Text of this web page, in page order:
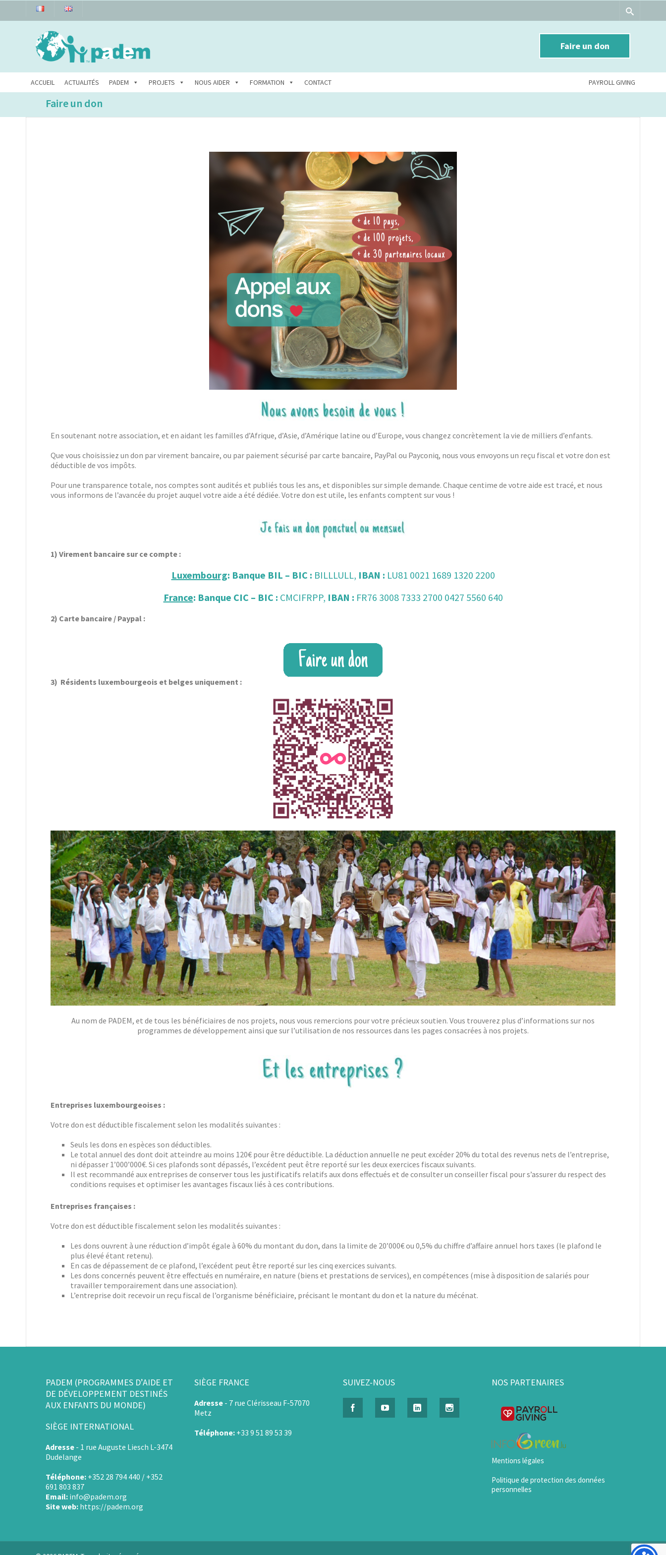
Faire un don
ACCUEIL ACTUALITÉS PADEM PROJETS NOUS AIDER FORMATION CONTACT PAYROLL GIVING
Faire un don
En soutenant notre association, et en aidant les familles d’Afrique, d’Asie, d’Amérique latine ou d’Europe, vous changez concrètement la vie de milliers d’enfants.
Que vous choisissiez un don par virement bancaire, ou par paiement sécurisé par carte bancaire, PayPal ou Payconiq, nous vous envoyons un reçu fiscal et votre don est
déductible de vos impôts.
Pour une transparence totale, nos comptes sont audités et publiés tous les ans, et disponibles sur simple demande. Chaque centime de votre aide est tracé, et nous
vous informons de l’avancée du projet auquel votre aide a été dédiée. Votre don est utile, les enfants comptent sur vous !
1) Virement bancaire sur ce compte :
Luxembourg: Banque BIL – BIC : BILLLULL, IBAN : LU81 0021 1689 1320 2200
France: Banque CIC – BIC : CMCIFRPP, IBAN : FR76 3008 7333 2700 0427 5560 640
2) Carte bancaire / Paypal :
3) Résidents luxembourgeois et belges uniquement :
Au nom de PADEM, et de tous les bénéficiaires de nos projets, nous vous remercions pour votre précieux soutien. Vous trouverez plus d’informations sur nos
programmes de développement ainsi que sur l’utilisation de nos ressources dans les pages consacrées à nos projets.
Entreprises luxembourgeoises :
Votre don est déductible fiscalement selon les modalités suivantes :
Seuls les dons en espèces son déductibles.
Le total annuel des dont doit atteindre au moins 120€ pour être déductible. La déduction annuelle ne peut excéder 20% du total des revenus nets de l’entreprise,
ni dépasser 1’000’000€. Si ces plafonds sont dépassés, l’excédent peut être reporté sur les deux exercices fiscaux suivants.
Il est recommandé aux entreprises de conserver tous les justificatifs relatifs aux dons effectués et de consulter un conseiller fiscal pour s’assurer du respect des
conditions requises et optimiser les avantages fiscaux liés à ces contributions.
Entreprises françaises :
Votre don est déductible fiscalement selon les modalités suivantes :
Les dons ouvrent à une réduction d’impôt égale à 60% du montant du don, dans la limite de 20’000€ ou 0,5% du chiffre d’affaire annuel hors taxes (le plafond le
plus élevé étant retenu).
En cas de dépassement de ce plafond, l’excédent peut être reporté sur les cinq exercices suivants.
Les dons concernés peuvent être effectués en numéraire, en nature (biens et prestations de services), en compétences (mise à disposition de salariés pour
travailler temporairement dans une association).
L’entreprise doit recevoir un reçu fiscal de l’organisme bénéficiaire, précisant le montant du don et la nature du mécénat.
PADEM (PROGRAMMES D’AIDE ET
DE DÉVELOPPEMENT DESTINÉS
AUX ENFANTS DU MONDE)
SIÈGE INTERNATIONAL
Adresse - 1 rue Auguste Liesch L-3474
Dudelange
Téléphone: +352 28 794 440 / +352
691 803 837
Email: info@padem.org
Site web: https://padem.org
SIÈGE FRANCE
Adresse - 7 rue Clérisseau F-57070
Metz
Téléphone: +33 9 51 89 53 39
SUIVEZ-NOUS NOS PARTENAIRES
Mentions légales
Politique de protection des données
personnelles